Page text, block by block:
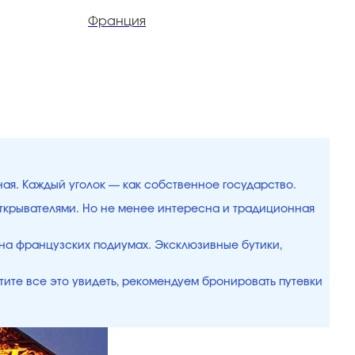
Франция
Каждый уголок — как собственное государство.
Но не менее интересна и традиционная
французских подиумах. Эксклюзивные бутики,
все это увидеть, рекомендуем бронировать путевки